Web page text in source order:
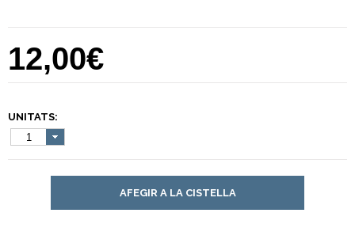
12,00€
UNITATS:
1
AFEGIR A LA CISTELLA